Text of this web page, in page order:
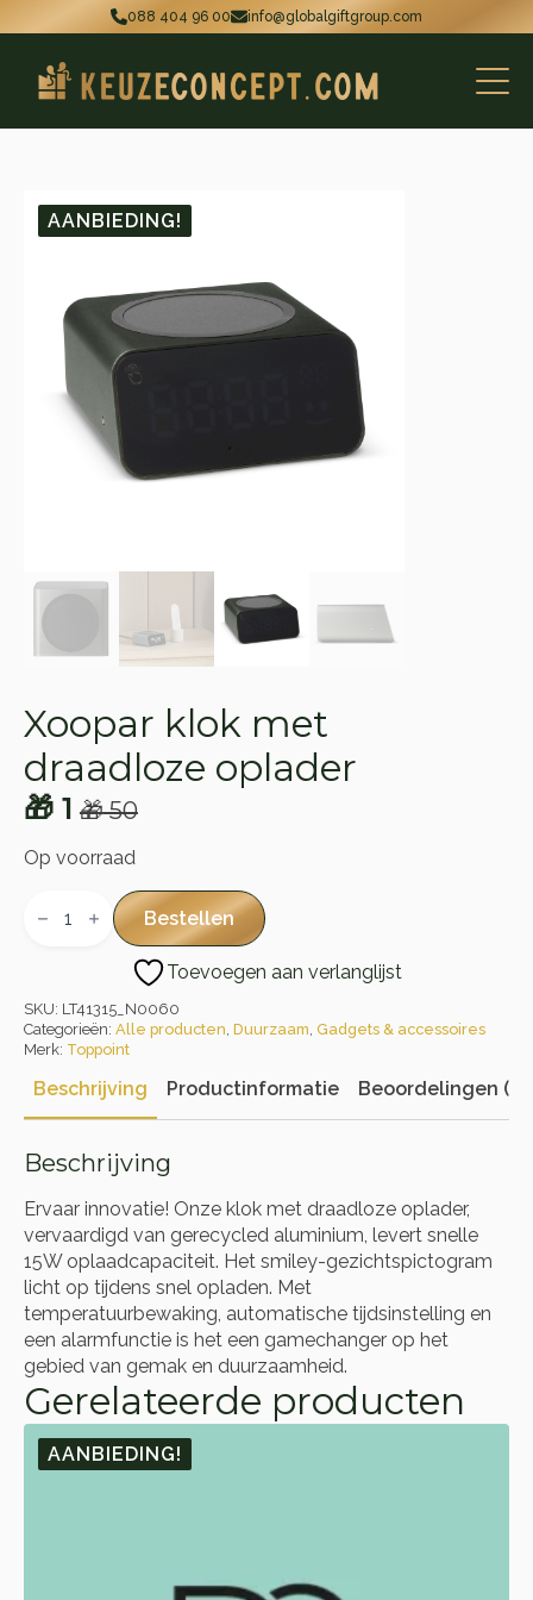
088 404 96 00 info@globalgiftgroup.com
AANBIEDING!
Xoopar klok met
draadloze oplader
🎁50
Oorspronkelijke
prijs
🎁 50.
🎁 1
Huidige
prijs
🎁 1.
Op voorraad
klok
Bestellen
Toevoegen aan verlanglijst
SKU: LT41315_N0060
Categorieën: Alle producten, Duurzaam, Gadgets & accessoires
Merk: Toppoint
Beschrijving Productinformatie Beoordelingen (0)
Beschrijving
Ervaar innovatie! Onze klok met draadloze oplader,
vervaardigd van gerecycled aluminium, levert snelle
15W oplaadcapaciteit. Het smiley-gezichtspictogram
licht op tijdens snel opladen. Met
temperatuurbewaking, automatische tijdsinstelling en
een alarmfunctie is het een gamechanger op het
gebied van gemak en duurzaamheid.
Gerelateerde producten
AANBIEDING!